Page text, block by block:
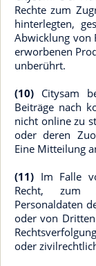
Rechte zum
hinterlegten,
Abwicklung von
erworbenen
unberührt.
(10) Citysam
Beiträge nach
nicht online zu
oder deren
Eine Mitteilung
(11) Im Falle
Recht, zum
Personaldaten
oder von
oder